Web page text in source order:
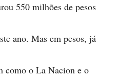
550 milhões de pesos
ano. Mas em pesos, já
como o La Nacion e o